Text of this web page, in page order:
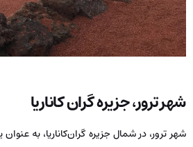
شهر ترور، جزیره گران‌ کاناریا
شهر ترور، در شمال جزیره‌ گران‌کاناریا، به